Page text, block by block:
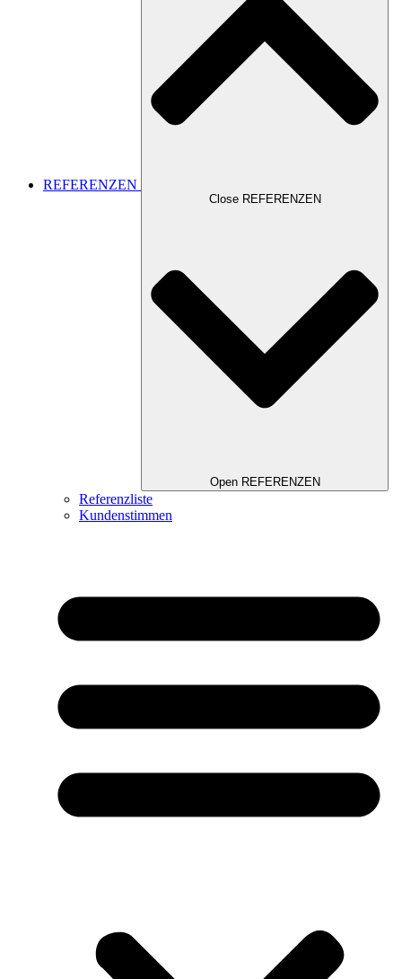
REFERENZEN
Close REFERENZEN
Open REFERENZEN
Referenzliste
Kundenstimmen